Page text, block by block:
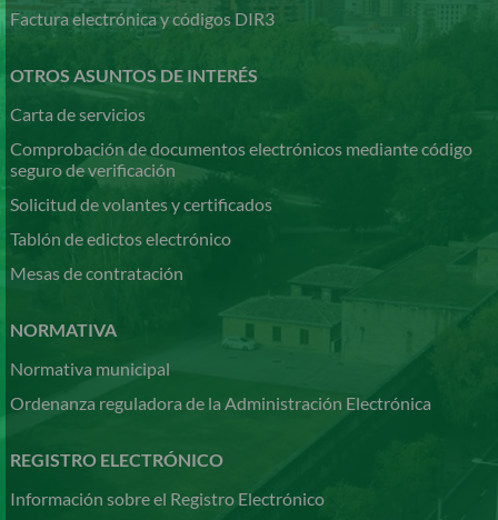
Factura electrónica y códigos DIR3
OTROS ASUNTOS DE INTERÉS
Carta de servicios
Comprobación de documentos electrónicos mediante código
seguro de verificación
Solicitud de volantes y certificados
Tablón de edictos electrónico
Mesas de contratación
NORMATIVA
Normativa municipal
Ordenanza reguladora de la Administración Electrónica
REGISTRO ELECTRÓNICO
Información sobre el Registro Electrónico